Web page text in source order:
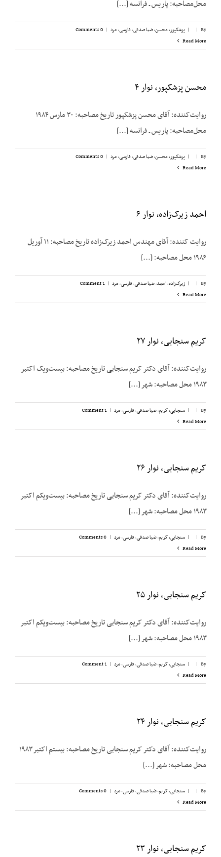
محل‌مصاحبه: پاریس ـ فرانسه [...]
By
|
| پزشکپور،‌ محسن,ضیا صدقی,فارسی,مرد |
0 Comments
Read More
محسن پزشکپور، نوار ۴
روایت‌کننده: آقای محسن پزشک‎پور تاریخ مصاحبه: ۳۰ مارس ۱۹۸۴
محل‌مصاحبه: پاریس ـ فرانسه [...]
By
|
| پزشکپور،‌ محسن,ضیا صدقی,فارسی,مرد |
0 Comments
Read More
احمد زیرک‌زاده، نوار ۶
روایت کننده: آقای مهندس احمد زیرک‌زاده تاریخ مصاحبه: ۱۱ آوریل
۱۹۸۶ محل مصاحبه: [...]
By
|
| زیرک‌زاده، احمد,ضیا صدقی,فارسی,مرد |
1 Comment
Read More
کریم سنجابی، نوار ۲۷
روایت‌‌کننده: آقای دکتر کریم سنجابی تاریخ مصاحبه: بیست‌‌ویک اکتبر
۱۹۸۳ محل مصاحبه: شهر [...]
By
|
| سنجابی، کریم,ضیا صدقی,فارسی,مرد |
1 Comment
Read More
کریم سنجابی، نوار ۲۶
روایت‌‌کننده: آقای دکتر کریم سنجابی تاریخ مصاحبه: بیست‌‌ویکم اکتبر
۱۹۸۳ محل مصاحبه: شهر [...]
By
|
| سنجابی، کریم,ضیا صدقی,فارسی,مرد |
0 Comments
Read More
کریم سنجابی، نوار ۲۵
روایت‌‌کننده: آقای دکتر کریم سنجابی تاریخ مصاحبه: بیست‌‌ویکم اکتبر
۱۹۸۳ محل مصاحبه: شهر [...]
By
|
| سنجابی، کریم,ضیا صدقی,فارسی,مرد |
1 Comment
Read More
کریم سنجابی، نوار ۲۴
روایت‌‌کننده: آقای دکتر کریم سنجابی تاریخ مصاحبه: بیستم اکتبر ۱۹۸۳
محل مصاحبه: شهر [...]
By
|
| سنجابی، کریم,ضیا صدقی,فارسی,مرد |
0 Comments
Read More
کریم سنجابی، نوار ۲۳